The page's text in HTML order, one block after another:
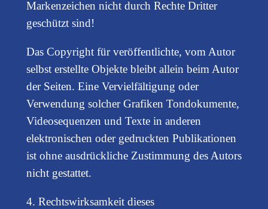
Markenzeichen nicht durch Rechte Dritter
geschützt sind!
Das Copyright für veröffentlichte, vom Autor
selbst erstellte Objekte bleibt allein beim Autor
der Seiten. Eine Vervielfältigung oder
Verwendung solcher Grafiken Tondokumente,
Videosequenzen und Texte in anderen
elektronischen oder gedruckten Publikationen
ist ohne ausdrückliche Zustimmung des Autors
nicht gestattet.
4. Rechtswirksamkeit dieses